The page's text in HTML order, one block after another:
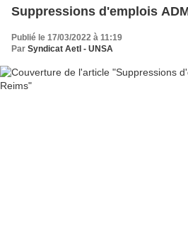
Suppressions d'emplois
Publié le 17/03/2022 à 11:19
Par Syndicat AetI - UNSA